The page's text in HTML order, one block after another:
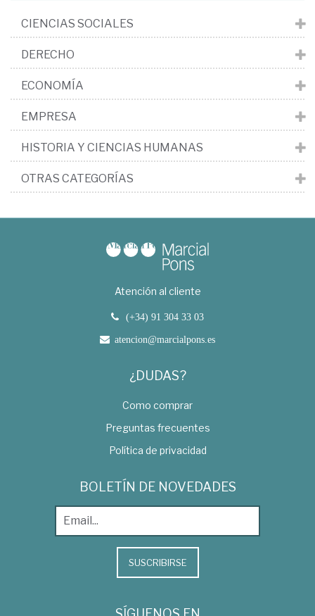
CIENCIAS SOCIALES
DERECHO
ECONOMÍA
EMPRESA
HISTORIA Y CIENCIAS HUMANAS
OTRAS CATEGORÍAS
Atención al cliente
(+34) 91 304 33 03
atencion@marcialpons.es
¿DUDAS?
Como comprar
Preguntas frecuentes
Política de privacidad
BOLETÍN DE NOVEDADES
SUSCRIBIRSE